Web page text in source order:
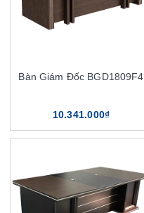
Bàn Giám Đốc BGD1809F4
10.341.000₫